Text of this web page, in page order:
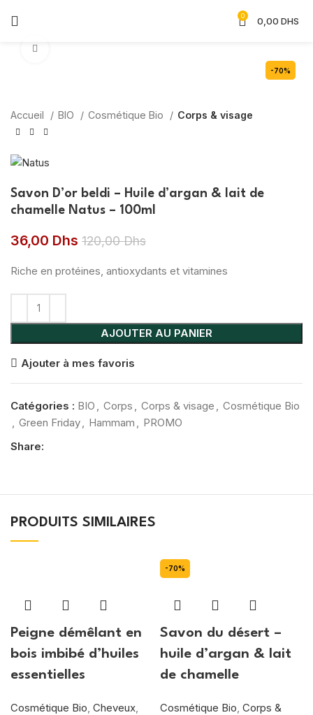
0 0,00 DHS
-70%
Accueil BIO Cosmétique Bio Corps & visage
Savon D’or beldi – Huile d’argan & lait de
chamelle Natus – 100ml
36,00 Dhs 120,00Dhs
Riche en protéines, antioxydants et vitamines
AJOUTER AU PANIER
Ajouter à mes favoris
Catégories : BIO , Corps , Corps & visage , Cosmétique Bio
, Green Friday, Hammam , PROMO
Share:
PRODUITS SIMILAIRES
Peigne démêlant en
bois imbibé d’huiles
essentielles
Cosmétique Bio, Cheveux,
-70%
Savon du désert –
huile d’argan & lait
de chamelle
Cosmétique Bio, Corps &